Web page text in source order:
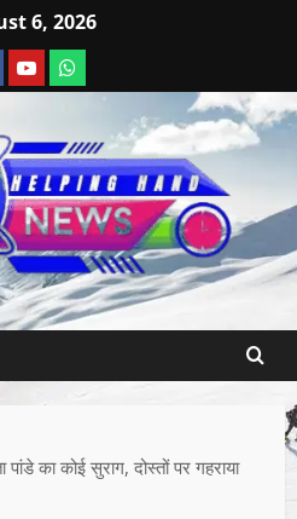
6, 2026
पांडे का कोई सुराग, दोस्तों पर गहराया